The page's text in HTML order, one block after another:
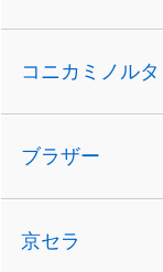
コニカミノルタ
ブラザー
京セラ